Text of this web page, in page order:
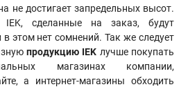
не достигает запредельных высот.
сделанные на заказ, будут
в этом нет сомнений. Так же следует
продукцию IEK лучше покупать
магазинах компании,
а интернет-магазины обходить